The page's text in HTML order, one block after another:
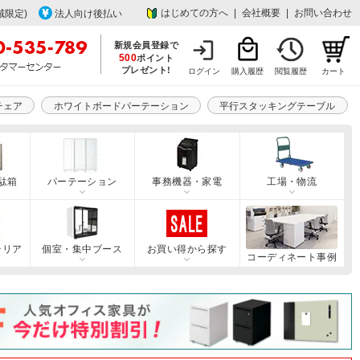
限定) 法人向け後払い はじめての方へ 会社概要 お問い合わせ
新規会員登録で
500ポイント
プレゼント!
ログイン 購入履歴 閲覧履歴 カート
ェア ホワイトボードパーテーション 平行スタッキングテーブル
箱 パーテーション 事務機器・家電 工場・物流
ア 個室・集中ブース
お買い得から探す
コーディネート事例